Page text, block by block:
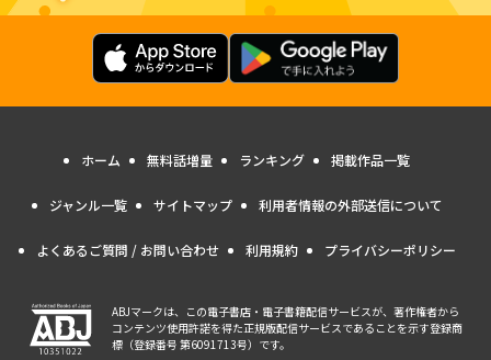
ホーム 無料話増量 ランキング 掲載作品一覧
ジャンル一覧 サイトマップ 利用者情報の外部送信について
よくあるご質問 / お問い合わせ 利用規約 プライバシーポリシー
ABJマークは、この電子書店・電子書籍配信サービスが、著作権者から
コンテンツ使用許諾を得た正規版配信サービスであることを示す登録商
標（登録番号 第6091713号）です。